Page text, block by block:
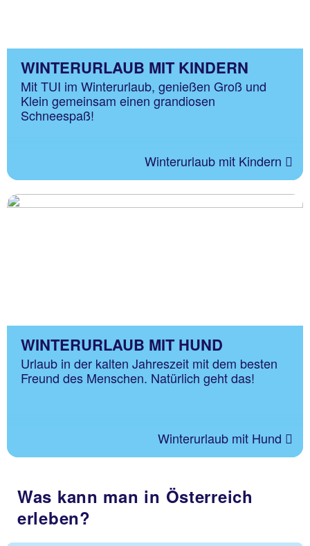
WINTERURLAUB MIT KINDERN
Mit TUI im Winterurlaub, genießen Groß und
Klein gemeinsam einen grandiosen
Schneespaß!
Winterurlaub mit Kindern
WINTERURLAUB MIT HUND
Urlaub in der kalten Jahreszeit mit dem besten
Freund des Menschen. Natürlich geht das!
Winterurlaub mit Hund
Was kann man in Österreich
erleben?